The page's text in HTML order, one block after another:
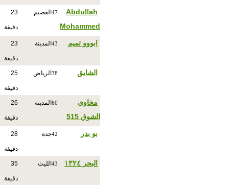
Abdullah
Mohammed
47 القصيم 23
دقيقة
ابووو تميم 43 المدينة 23
دقيقة
الشايق 38 الرياض 25
دقيقة
مخاوي
الشوق 515
60 المدينة 26
دقيقة
بو بدر 42جدة 28
دقيقة
البحر ١٣٢٤ 43 الليث 35
دقيقة